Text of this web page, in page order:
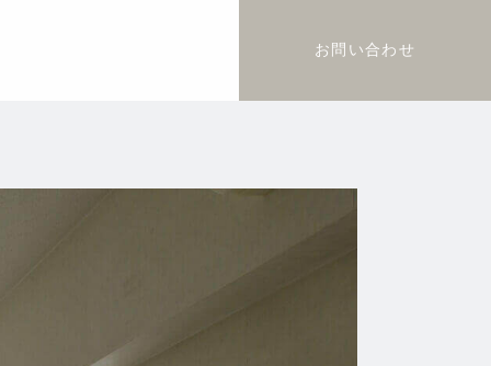
お問い合わせ